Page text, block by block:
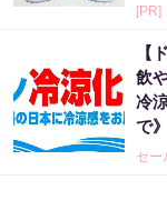
[PR]
【
飲
冷
で》
セー